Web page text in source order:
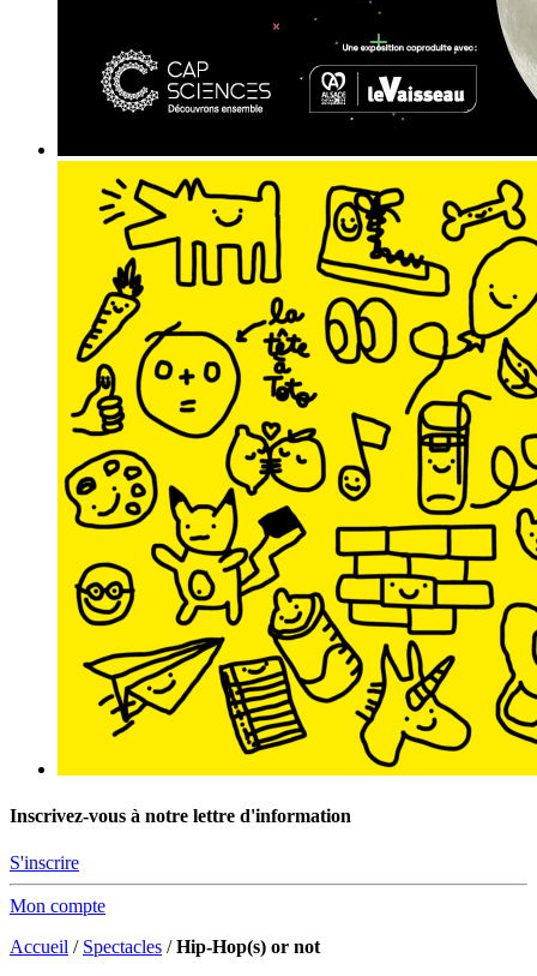
Inscrivez-vous à notre lettre d'information
S'inscrire
Mon compte
Accueil / Spectacles /Hip-Hop(s) or not